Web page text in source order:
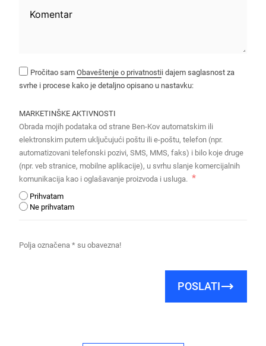
Pročitao sam Obaveštenje o privatnostii dajem saglasnost za
svrhe i procese kako je detaljno opisano u nastavku:
MARKETINŠKE AKTIVNOSTI
Obrada mojih podataka od strane Ben-Kov automatskim ili
elektronskim putem uključujući poštu ili e-poštu, telefon (npr.
automatizovani telefonski pozivi, SMS, MMS, faks) i bilo koje druge
(npr. veb stranice, mobilne aplikacije), u svrhu slanje komercijalnih
komunikacija kao i oglašavanje proizvoda i usluga.
Prihvatam
Ne prihvatam
Polja označena * su obavezna!
POSLATI